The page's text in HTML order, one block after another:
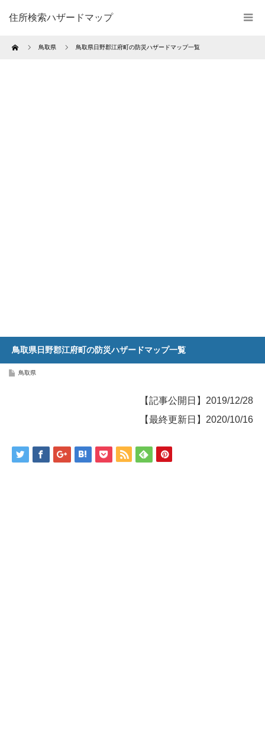
住所検索ハザードマップ
Home 鳥取県 鳥取県日野郡江府町の防災ハザードマップ一覧
鳥取県日野郡江府町の防災ハザードマップ一覧
鳥取県
【記事公開日】2019/12/28
【最終更新日】2020/10/16